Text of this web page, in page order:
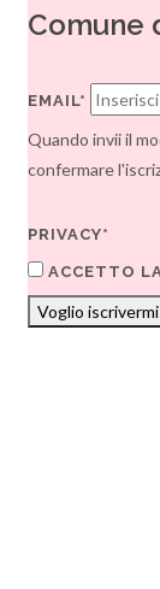
Comune
EMAIL*
Quando invii il
confermare
PRIVACY*
ACCETTO
Voglio iscrivermi